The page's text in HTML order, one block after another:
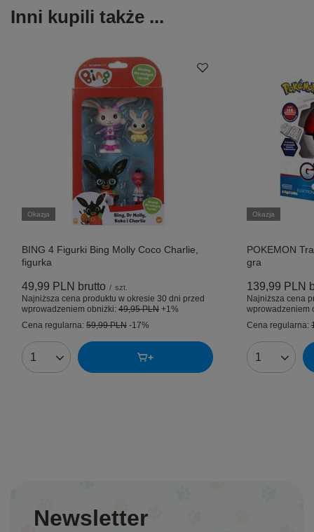
Inni kupili także ...
Okazja
BING 4 Figurki Bing Molly Coco Charlie,
figurka
49,99 PLN brutto / szt.
Najniższa cena produktu w okresie 30 dni przed
wprowadzeniem obniżki: 49,95 PLN +1%
Cena regularna: 59,99 PLN -17%
Ilość produktów
Okazja
POKEMON
gra
139,99 PLN
Najniższa cena
wprowadzeniem
Cena regularna:
Ilość
Newsletter